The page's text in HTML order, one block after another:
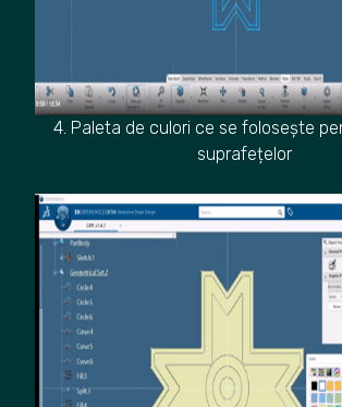
4. Paleta de culori ce se folosește
suprafețelor